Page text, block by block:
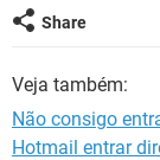
GUIA DE COMPRAS
Share
Veja também:
Não consigo
Hotmail entrar